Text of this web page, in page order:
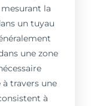
la
un tuyau
une zone
travers une
à